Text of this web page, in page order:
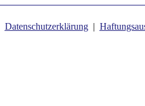
Datenschutzerklärung|